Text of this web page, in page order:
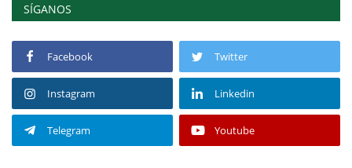
SÍGANOS
Facebook Twitter
Instagram Linkedin
Telegram Youtube